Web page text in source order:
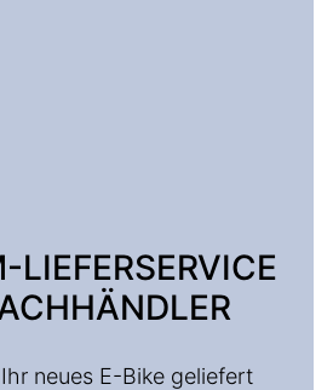
LIEFERSERVICE
neues E-Bike geliefert